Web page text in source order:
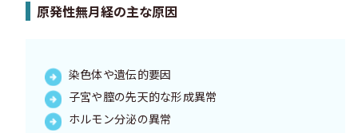
原発性無月経の主な原因
染色体や遺伝的要因
子宮や膣の先天的な形成異常
ホルモン分泌の異常